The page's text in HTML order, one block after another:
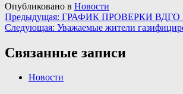
Опубликовано в Новости
Навигация
по
записям
Предыдущая: ГРАФИК ПРОВЕРКИ ВДГО
Следующая: Уважаемые жители
Связанные записи
Новости